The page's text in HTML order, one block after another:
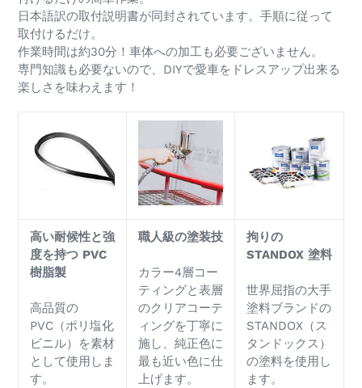
日本語訳の取付説明書が同封されています。手順に従って
取付けるだけ。
作業時間は約30分！車体への加工も必要ございません。
専門知識も必要ないので、DIYで愛車をドレスアップ出来る
楽しさを味わえます！
高い耐候性と強
度を持つ PVC
樹脂製
高品質の
PVC（ポリ塩化
ビニル）を素材
として使用しま
す。
職人級の塗装技
カラー4層コー
ティングと表層
のクリアコーテ
ィングを丁寧に
施し、純正色に
最も近い色に仕
上げます。
拘りの
STANDOX 塗料
世界屈指の大手
塗料ブランドの
STANDOX（ス
タンドックス）
の塗料を使用し
ます。